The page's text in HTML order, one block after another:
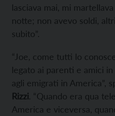
lasciava mai, mi
notte; non avevo soldi,
subito”.
“Joe, come tutti lo
legato ai parenti e amici in
agli emigrati in America”,
Rizzi. “Quando era qua
America e viceversa,